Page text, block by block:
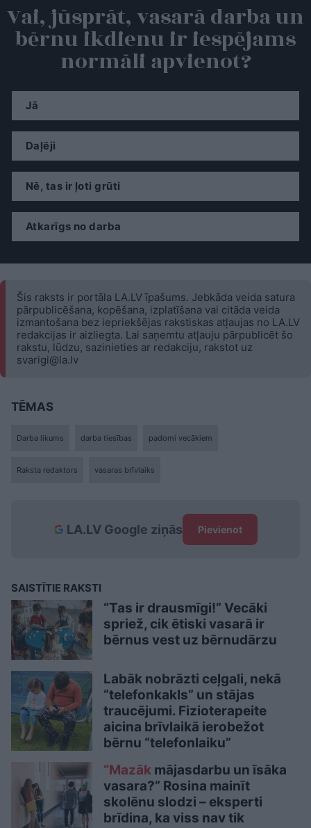
Vai, jūsprāt, vasarā darba un
bērnu ikdienu ir iespējams
normāli apvienot?
Jā
Daļēji
Nē, tas ir ļoti grūti
Atkarīgs no darba
Šis raksts ir portāla LA.LV īpašums. Jebkāda veida satura
pārpublicēšana, kopēšana, izplatīšana vai citāda veida
izmantošana bez iepriekšējas rakstiskas atļaujas no LA.LV
redakcijas ir aizliegta. Lai saņemtu atļauju pārpublicēt šo
rakstu, lūdzu, sazinieties ar redakciju, rakstot uz
svarigi@la.lv
TĒMAS
Darba likums darba tiesības padomi vecākiem
Raksta redaktors vasaras brīvlaiks
LA.LV Google ziņās Pievienot
SAISTĪTIE RAKSTI
“Tas ir drausmīgi!” Vecāki
spriež, cik ētiski vasarā ir
bērnus vest uz bērnudārzu
Labāk nobrāzti ceļgali, nekā
“telefonkakls” un stājas
traucējumi. Fizioterapeite
aicina brīvlaikā ierobežot
bērnu “telefonlaiku”
“Mazāk mājasdarbu un īsāka
vasara?” Rosina mainīt
skolēnu slodzi – eksperti
brīdina, ka viss nav tik